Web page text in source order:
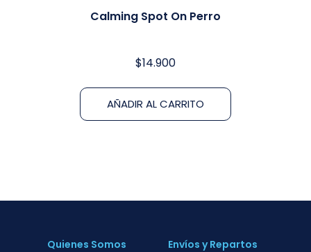
Calming Spot On Perro
$14.900
AÑADIR AL CARRITO
Quienes Somos Envíos y Repartos